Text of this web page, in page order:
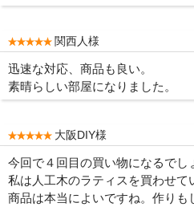
関西人様
迅速な対応、商品も良い。
素晴らしい部屋になりました。
大阪DIY様
今回で４回目の買い物になるでし
私は人工木のラティスを買わせて
商品は本当によいですね。作りも